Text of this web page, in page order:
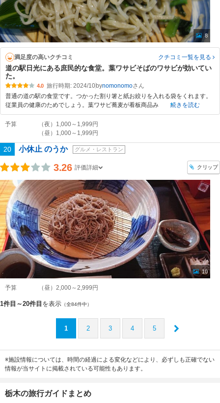
8
満足度の高いクチコミ クチコミ一覧を見る
道の駅日光にある庶民的な食堂。葉ワサビそばのワサビが効いてい
た。
4.0 旅行時期: 2024/10bynomonomo
普通の道の駅の食堂です。つかった割り箸と紙お絞りを入れる袋をくれます。
従業員の健康のためでしょう。葉ワサビ蕎麦が看板商品み
続きを読む
予算
（夜）1,000～1,999円
（昼）1,000～1,999円
20 小休止 のうか グルメ・レストラン
3.26 評価詳細 クリップ
10
予算 （昼）2,000～2,999円
1件目～20件目 を表示 （全84件中）
1 2 3 4 5
※施設情報については、時間の経過による変化などにより、必ずしも正確でない
情報が当サイトに掲載されている可能性もあります。
栃木の旅行ガイドまとめ